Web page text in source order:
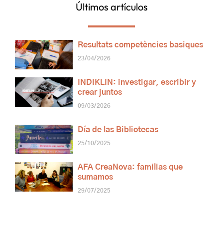
Últimos artículos
Resultats competències basiques
23/04/2026
INDIKLIN: investigar, escribir y
crear juntos
09/03/2026
Día de las Bibliotecas
25/10/2025
AFA CreaNova: familias que
sumamos
29/07/2025